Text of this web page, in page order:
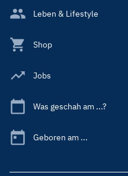
Leben & Lifestyle
Shop
Jobs
Was geschah am ...?
Geboren am ...